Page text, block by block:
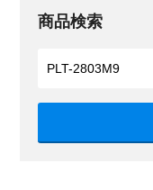
商品検索